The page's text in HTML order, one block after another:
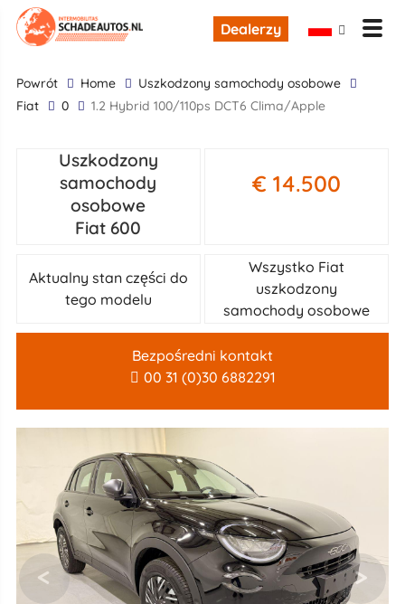
Dealerzy
powrót Home
uszkodzony samochody osobowe
Fiat
0 1.2 Hybrid 100/110ps DCT6 Clima/Apple
Uszkodzony
samochody
osobowe
Fiat 600
€ 14.500
Aktualny stan części do
tego modelu
Wszystko Fiat
uszkodzony
samochody osobowe
Bezpośredni kontakt
00 31 (0)30 6882291